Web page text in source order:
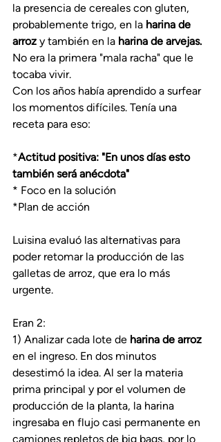
la presencia de cereales con gluten,
probablemente trigo, en la harina de
arroz y también en la harina de arvejas.
No era la primera "mala racha" que le
tocaba vivir.
Con los años había aprendido a surfear
los momentos difíciles. Tenía una
receta para eso:
*Actitud positiva: "En unos días esto
también será anécdota"
* Foco en la solución
*Plan de acción
Luisina evaluó las alternativas para
poder retomar la producción de las
galletas de arroz, que era lo más
urgente.
Eran 2:
1) Analizar cada lote de harina de arroz
en el ingreso. En dos minutos
desestimó la idea. Al ser la materia
prima principal y por el volumen de
producción de la planta, la harina
ingresaba en flujo casi permanente en
camiones repletos de big bags, por lo